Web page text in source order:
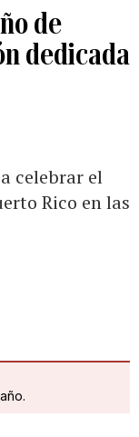
de
dedicada
celebrar el
Rico en las